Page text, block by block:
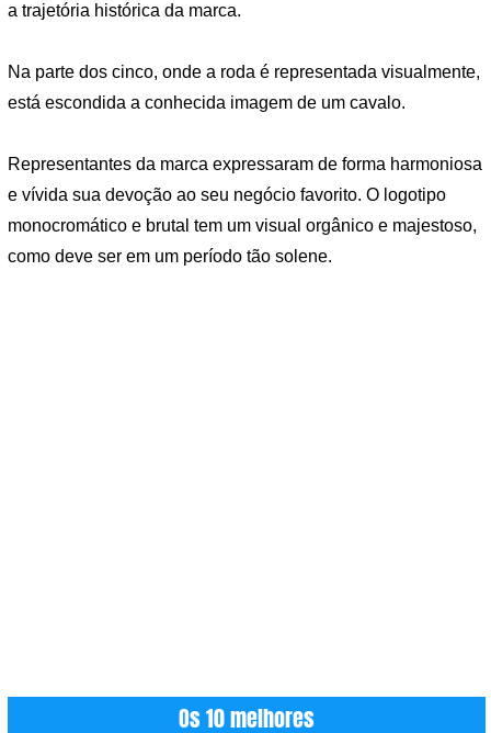
a trajetória histórica da marca.
Na parte dos cinco, onde a roda é representada visualmente,
está escondida a conhecida imagem de um cavalo.
Representantes da marca expressaram de forma harmoniosa
e vívida sua devoção ao seu negócio favorito. O logotipo
monocromático e brutal tem um visual orgânico e majestoso,
como deve ser em um período tão solene.
Os 10 melhores